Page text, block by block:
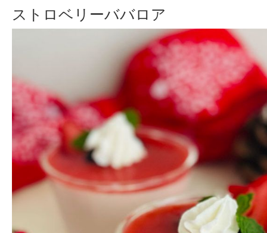
ストロベリーババロア